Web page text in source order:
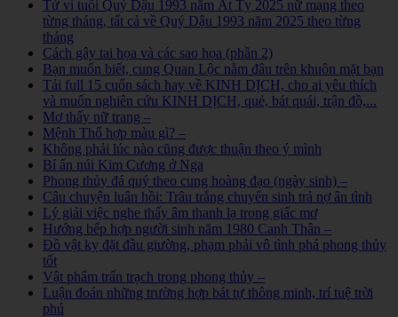
Tử vi tuổi Quý Dậu 1993 năm Ất Tỵ 2025 nữ mạng theo
từng tháng, tất cả về Quý Dậu 1993 năm 2025 theo từng
tháng
Cách gây tai họa và các sao họa (phần 2)
Bạn muốn biết, cung Quan Lộc nằm đâu trên khuôn mặt bạn
Tải full 15 cuốn sách hay về KINH DỊCH, cho ai yêu thích
và muốn nghiên cứu KINH DỊCH, quẻ, bát quái, trận đồ,...
Mơ thấy nữ trang –
Mệnh Thổ hợp màu gì? –
Không phải lúc nào cũng được thuận theo ý mình
Bí ẩn núi Kim Cương ở Nga
Phong thủy đá quý theo cung hoàng đạo (ngày sinh) –
Câu chuyện luân hồi: Trâu trắng chuyển sinh trả nợ ân tình
Lý giải việc nghe thấy âm thanh lạ trong giấc mơ
Hướng bếp hợp người sinh năm 1980 Canh Thân –
Đồ vật kỵ đặt đầu giường, phạm phải vô tình phá phong thủy
tốt
Vật phẩm trấn trạch trong phong thủy –
Luận đoán những trường hợp bát tự thông minh, trí tuệ trời
phú